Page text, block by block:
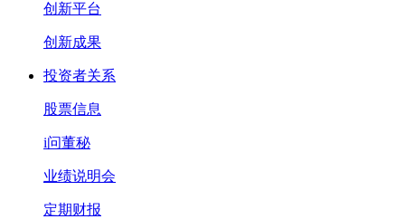
创新平台
创新成果
投资者关系
股票信息
i问董秘
业绩说明会
定期财报